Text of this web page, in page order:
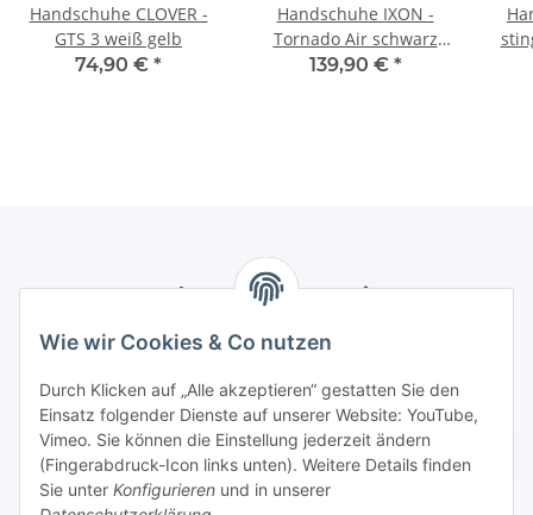
Wie wir Cookies & Co nutzen
Durch Klicken auf „Alle akzeptieren“ gestatten Sie den
Einsatz folgender Dienste auf unserer Website: YouTube,
Vimeo. Sie können die Einstellung jederzeit ändern
(Fingerabdruck-Icon links unten). Weitere Details finden
Sie unter Konfigurieren und in unserer
Handschuhe CLOVER -
GTS 3 weiß gelb
74,90 € *
Handschuhe IXON -
Tornado Air schwarz
weiß rot
139,90 € *
Newsletter Abonnieren
Bitte senden Sie mir entsprechend Ihrer
Informationen zu Ihrem Produktsortiment per E-Mail zu.
Abonnieren
Newsletter Abonnieren